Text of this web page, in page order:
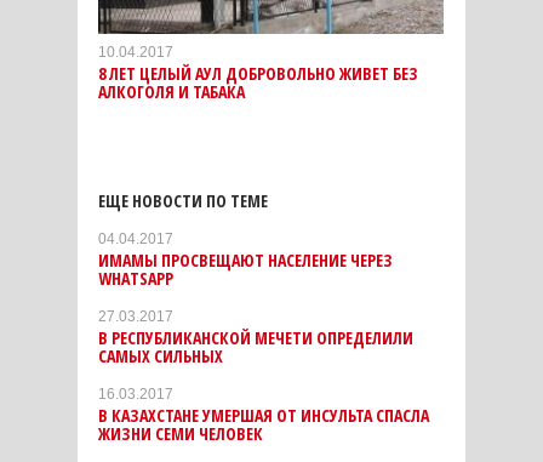
10.04.2017
8 ЛЕТ ЦЕЛЫЙ АУЛ ДОБРОВОЛЬНО ЖИВЕТ БЕЗ
АЛКОГОЛЯ И ТАБАКА
ЕЩЕ НОВОСТИ ПО ТЕМЕ
04.04.2017
ИМАМЫ ПРОСВЕЩАЮТ НАСЕЛЕНИЕ ЧЕРЕЗ
WHATSAPP
27.03.2017
В РЕСПУБЛИКАНСКОЙ МЕЧЕТИ ОПРЕДЕЛИЛИ
САМЫХ СИЛЬНЫХ
16.03.2017
В КАЗАХСТАНЕ УМЕРШАЯ ОТ ИНСУЛЬТА СПАСЛА
ЖИЗНИ СЕМИ ЧЕЛОВЕК